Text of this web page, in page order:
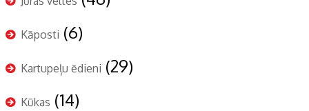
Kāposti (6)
Kartupeļu ēdieni (29)
Kūkas (14)